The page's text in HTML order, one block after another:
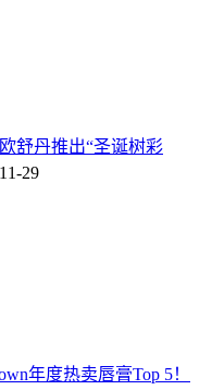
欧舒丹推出“圣诞树彩
29
年度热卖唇膏Top 5！